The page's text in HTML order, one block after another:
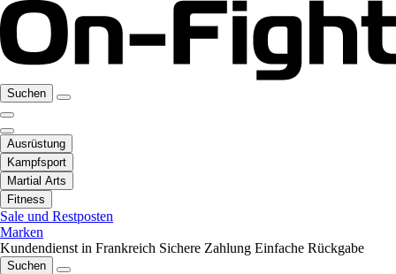
Suchen
Ausrüstung
Kampfsport
Martial Arts
Fitness
Sale und Restposten
Marken
Kundendienst in Frankreich Sichere Zahlung Einfache Rückgabe
Suchen